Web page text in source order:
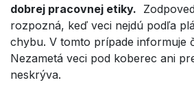
dobrej pracovnej etiky.
rozpozná, keď veci nejdú podľa
chybu. V tomto prípade informuje
Nezametá veci pod koberec ani
neskrýva.